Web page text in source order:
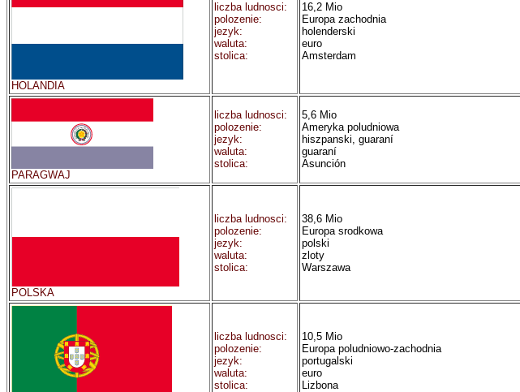
HOLANDIA
liczba ludnosci:
polozenie:
jezyk:
waluta:
stolica:
16,2 Mio
Europa zachodnia
holenderski
euro
Amsterdam
PARAGWAJ
liczba ludnosci:
polozenie:
jezyk:
waluta:
stolica:
5,6 Mio
Ameryka poludniowa
hiszpanski, guaraní
guaraní
Asunción
POLSKA
liczba ludnosci:
polozenie:
jezyk:
waluta:
stolica:
38,6 Mio
Europa srodkowa
polski
zloty
Warszawa
liczba ludnosci:
polozenie:
jezyk:
waluta:
stolica:
10,5 Mio
Europa poludniowo-zachodnia
portugalski
euro
Lizbona